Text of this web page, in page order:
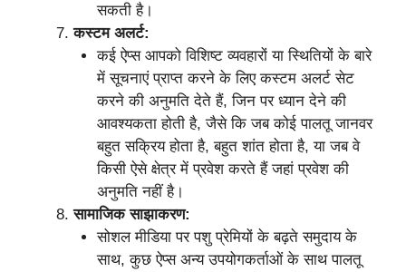
सकती है।
कस्टम अलर्ट:
कई ऐप्स आपको विशिष्ट व्यवहारों या स्थितियों के बारे
में सूचनाएं प्राप्त करने के लिए कस्टम अलर्ट सेट
करने की अनुमति देते हैं, जिन पर ध्यान देने की
आवश्यकता होती है, जैसे कि जब कोई पालतू जानवर
बहुत सक्रिय होता है, बहुत शांत होता है, या जब वे
किसी ऐसे क्षेत्र में प्रवेश करते हैं जहां प्रवेश की
अनुमति नहीं है।
सामाजिक साझाकरण:
सोशल मीडिया पर पशु प्रेमियों के बढ़ते समुदाय के
साथ, कुछ ऐप्स अन्य उपयोगकर्ताओं के साथ पालतू